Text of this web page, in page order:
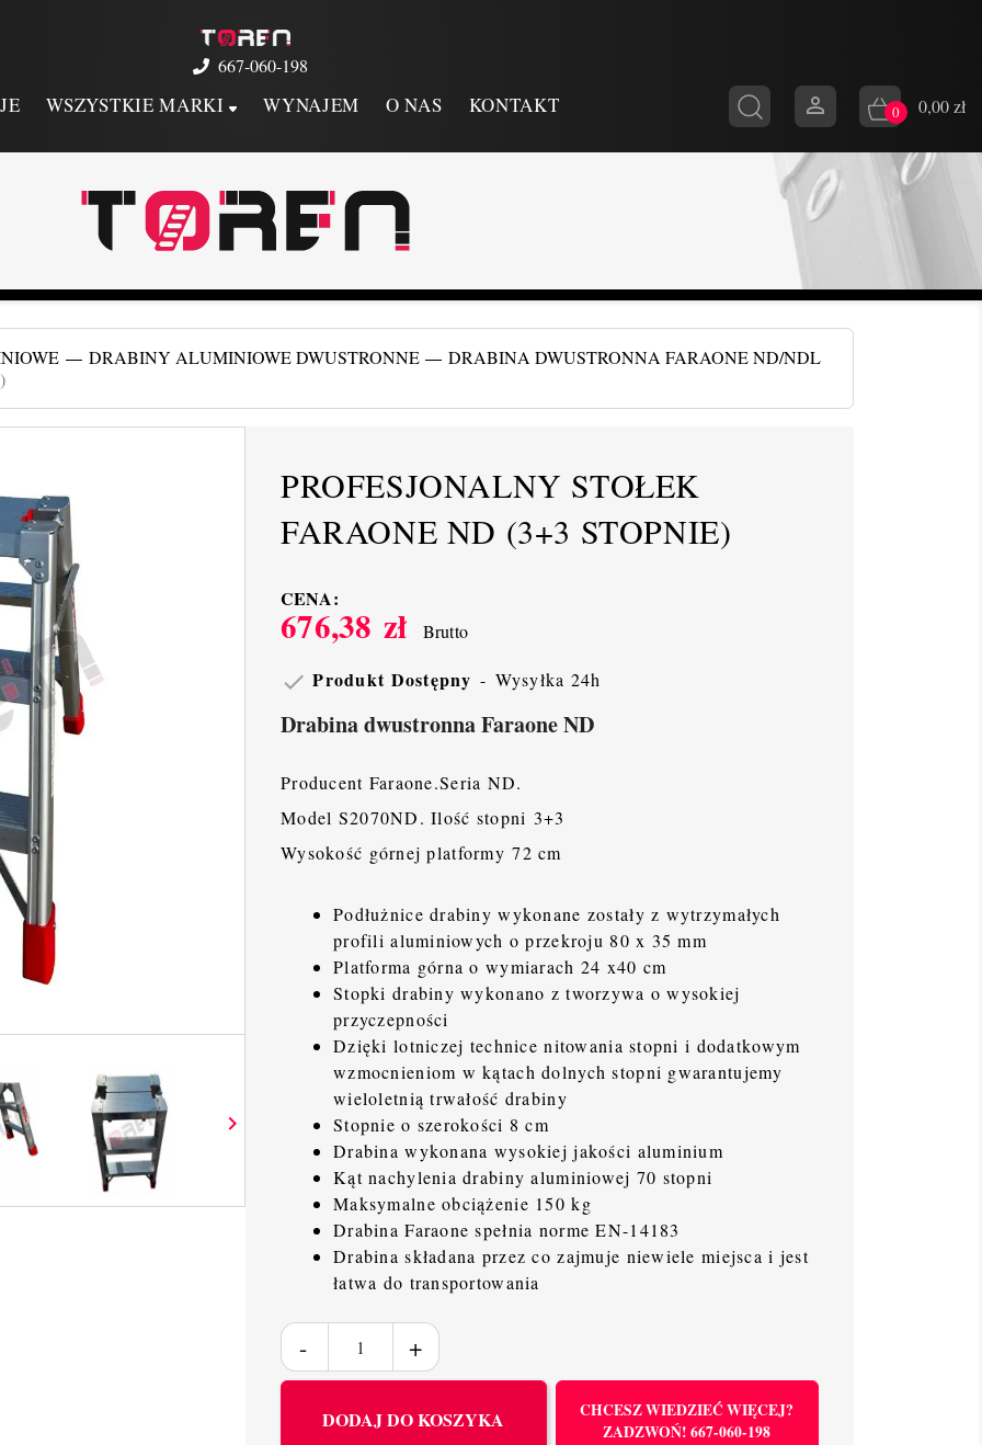
667-060-198
WSZYSTKIE MARKI WYNAJEM O NAS KONTAKT  0 0,00 zł
DRABINY ALUMINIOWE DWUSTRONNE
DRABINA DWUSTRONNA FARAONE ND/NDL

PROFESJONALNY STOŁEK
FARAONE ND (3+3 STOPNIE)
CENA:
676,38 zł Brutto
 Produkt Dostępny Wysyłka 24h
Drabina dwustronna Faraone ND
Producent Faraone.Seria ND.
Model S2070ND. Ilość stopni 3+3
Wysokość górnej platformy 72 cm
Podłużnice drabiny wykonane zostały z wytrzymałych
profili aluminiowych o przekroju 80 x 35 mm
Platforma górna o wymiarach 24 x40 cm
Stopki drabiny wykonano z tworzywa o wysokiej
przyczepności
Dzięki lotniczej technice nitowania stopni i dodatkowym
wzmocnieniom w kątach dolnych stopni gwarantujemy
wieloletnią trwałość drabiny
Stopnie o szerokości 8 cm
Drabina wykonana wysokiej jakości aluminium
Kąt nachylenia drabiny aluminiowej 70 stopni
Maksymalne obciążenie 150 kg
Drabina Faraone spełnia norme EN-14183
Drabina składana przez co zajmuje niewiele miejsca i jest
łatwa do transportowania
DODAJ DO KOSZYKA
CHCESZ WIEDZIEĆ WIĘCEJ?
ZADZWOŃ! 667-060-198